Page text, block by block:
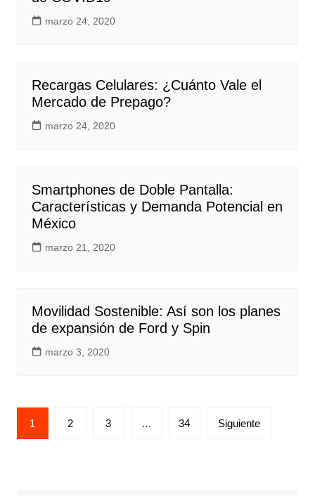
marzo 24, 2020
Recargas Celulares: ¿Cuánto Vale el
Mercado de Prepago?
marzo 24, 2020
Smartphones de Doble Pantalla:
Características y Demanda Potencial en
México
marzo 21, 2020
Movilidad Sostenible: Así son los planes
de expansión de Ford y Spin
marzo 3, 2020
Paginación
de
1 2 3 … 34 Siguiente